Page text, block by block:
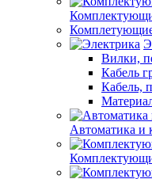
Вилки,
Кабель
Кабель,
Автоматика и